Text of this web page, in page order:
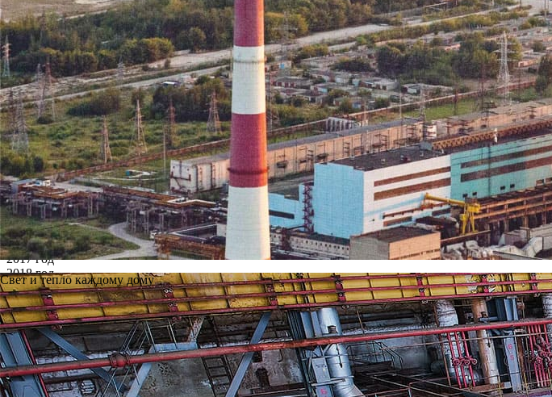
Свет и тепло каждому дому
Архив
Все годы
2002 год
2003 год
2004 год
2005 год
2006 год
2007 год
2008 год
2009 год
2010 год
2011 год
2012 год
2013 год
2014 год
2015 год
2016 год
2017 год
2018 год
2019 год
2020 год
2021 год
2022 год
2023 год
2024 год
2025 год
2026 год